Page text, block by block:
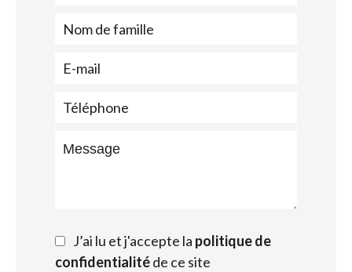
J’ai lu et j'accepte la politique de
confidentialitéde ce site